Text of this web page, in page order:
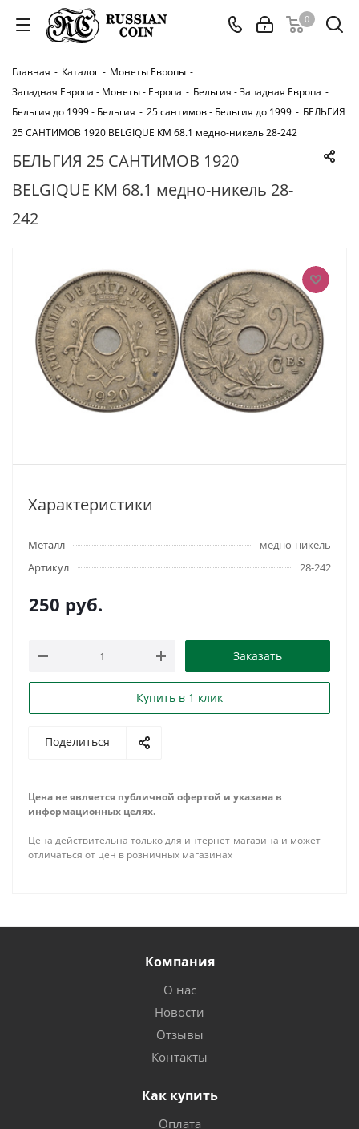
0
Главная - Каталог - Монеты Европы -
Западная Европа - Монеты - Европа - Бельгия - Западная Европа -
Бельгия до 1999 - Бельгия - 25 сантимов - Бельгия до 1999 - БЕЛЬГИЯ
25 САНТИМОВ 1920 BELGIQUE KM 68.1 медно-никель 28-242
БЕЛЬГИЯ 25 САНТИМОВ 1920
BELGIQUE KM 68.1 медно-никель 28-
242
Характеристики
Металл
медно-никель
Артикул
28-242
250 руб.
Заказать
Купить в 1 клик
Поделиться
Цена не является публичной офертой и указана в
информационных целях.
Цена действительна только для интернет-магазина и может
отличаться от цен в розничных магазинах
Компания
О нас
Новости
Отзывы
Контакты
Как купить
Оплата